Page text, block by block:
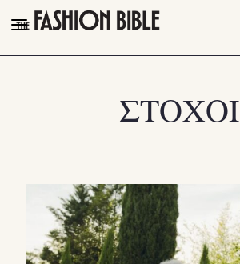
THE FASHION BIBLE
PLEASURES
VIDEOS
FOLLOW
ΣΤΟΧΟΙ